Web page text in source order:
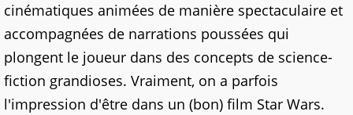
cinématiques animées de manière spectaculaire et
accompagnées de narrations poussées qui
plongent le joueur dans des concepts de science-
fiction grandioses. Vraiment, on a parfois
l'impression d'être dans un (bon) film Star Wars.